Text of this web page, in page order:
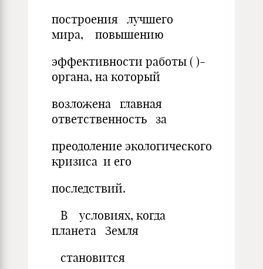
построения лучшего
мира, повышению
эффективности работы ( )-
органа, на который
возложена главная
ответственность за
преодоление экологического
кризиса и его
последствий.
В условиях, когда
планета Земля
становится